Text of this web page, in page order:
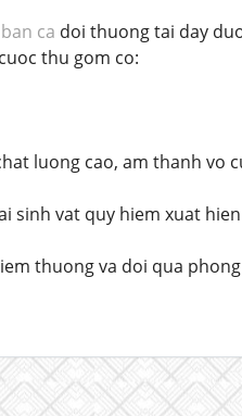
ban ca doi thuong tai day
thu gom co:
luong cao, am thanh vo
sinh vat quy hiem xuat
thuong va doi qua